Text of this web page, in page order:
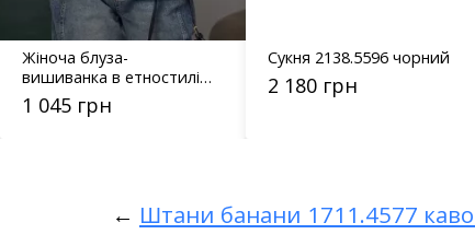
Жіноча блуза-
вишиванка в етностилі
15602 чорна
1 045 грн
Сукня 2138.5596 чорний
2 180 грн
← Штани банани 1711.4577